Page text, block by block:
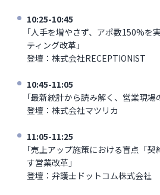
10:25-10:45
｢人手を増やさず、アポ数150%を
ティング改革｣
登壇：株式会社RECEPTIONIST
10:45-11:05
｢最新統計から読み解く、営業現場
登壇：株式会社マツリカ
11:05-11:25
｢売上アップ施策における盲点「契
す営業改革｣
登壇：弁護士ドットコム株式会社